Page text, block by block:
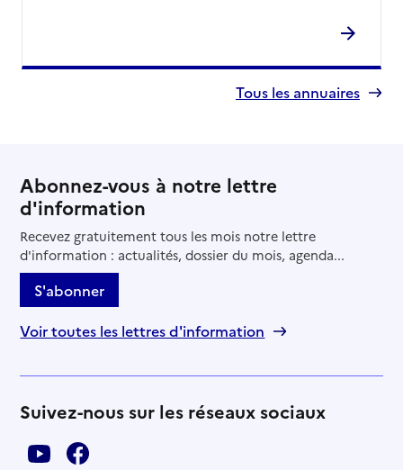
Tous les annuaires
Abonnez-vous à notre lettre
d'information
Recevez gratuitement tous les mois notre lettre
d'information : actualités, dossier du mois, agenda...
S'abonner
Voir toutes les lettres d'information
Suivez-nous sur les réseaux sociaux